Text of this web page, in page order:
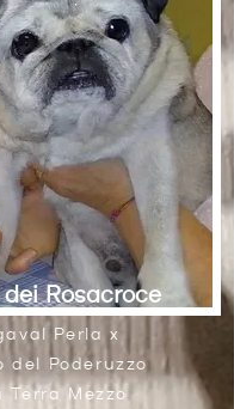
Rosacroce
Perla x
del Poderuzzo
Terra Mezzo